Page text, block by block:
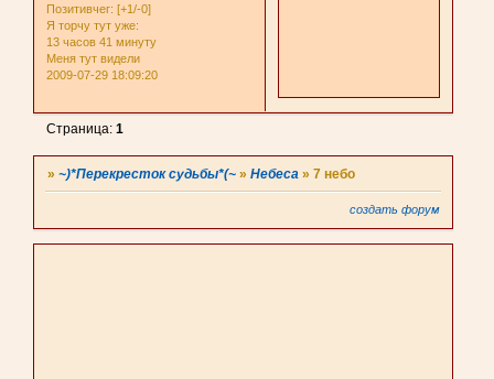
Позитивчег: [+1/-0]
Я торчу тут уже:
13 часов 41 минуту
Меня тут видели
2009-07-29 18:09:20
Страница:1
»~)*Перекресток судьбы*(~ »Небеса »7 небо
создать форум